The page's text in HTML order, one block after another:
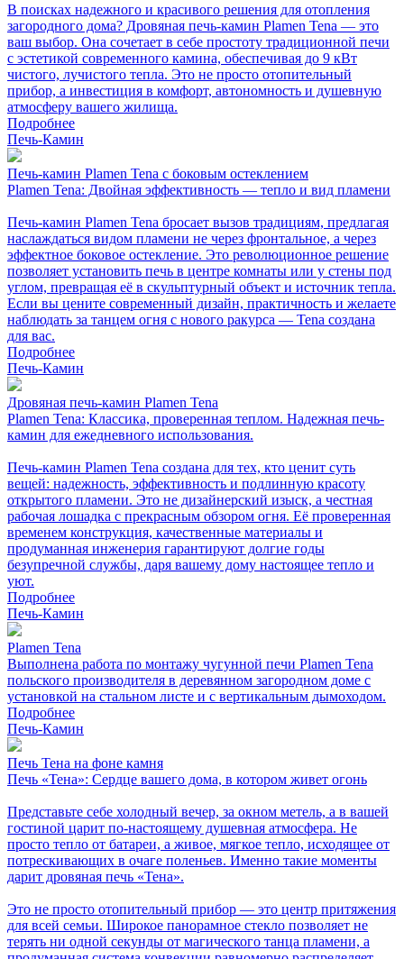
В поисках надежного и красивого решения для отопления
загородного дома? Дровяная печь-камин Plamen Tena — это
ваш выбор. Она сочетает в себе простоту традиционной печи
с эстетикой современного камина, обеспечивая до 9 кВт
чистого, лучистого тепла. Это не просто отопительный
прибор, а инвестиция в комфорт, автономность и душевную
атмосферу вашего жилища.
Подробнее
Печь-Камин
Печь-камин Plamen Tena с боковым остеклением
Plamen Tena: Двойная эффективность — тепло и вид пламени
Печь-камин Plamen Tena бросает вызов традициям, предлагая
наслаждаться видом пламени не через фронтальное, а через
эффектное боковое остекление. Это революционное решение
позволяет установить печь в центре комнаты или у стены под
углом, превращая её в скульптурный объект и источник тепла.
Если вы цените современный дизайн, практичность и желаете
наблюдать за танцем огня с нового ракурса — Tena создана
для вас.
Подробнее
Печь-Камин
Дровяная печь-камин Plamen Tena
Plamen Tena: Классика, проверенная теплом. Надежная печь-
камин для ежедневного использования.
Печь-камин Plamen Tena создана для тех, кто ценит суть
вещей: надежность, эффективность и подлинную красоту
открытого пламени. Это не дизайнерский изыск, а честная
рабочая лошадка с прекрасным обзором огня. Её проверенная
временем конструкция, качественные материалы и
продуманная инженерия гарантируют долгие годы
безупречной службы, даря вашему дому настоящее тепло и
уют.
Подробнее
Печь-Камин
Plamen Tena
Выполнена работа по монтажу чугунной печи Plamen Tena
польского производителя в деревянном загородном доме с
установкой на стальном листе и с вертикальным дымоходом.
Подробнее
Печь-Камин
Печь Тена на фоне камня
Печь «Тена»: Сердце вашего дома, в котором живет огонь
Представьте себе холодный вечер, за окном метель, а в вашей
гостиной царит по-настоящему душевная атмосфера. Не
просто тепло от батареи, а живое, мягкое тепло, исходящее от
потрескивающих в очаге поленьев. Именно такие моменты
дарит дровяная печь «Тена».
Это не просто отопительный прибор — это центр притяжения
для всей семьи. Широкое панорамное стекло позволяет не
терять ни одной секунды от магического танца пламени, а